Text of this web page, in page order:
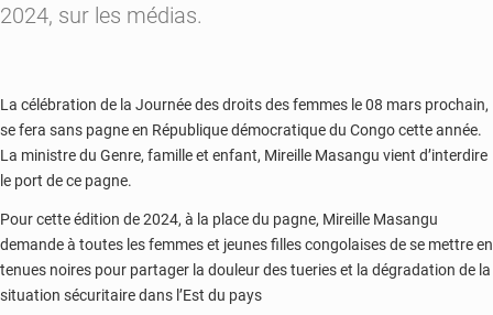
2024, sur les médias.
La célébration de la Journée des droits des femmes le 08 mars prochain,
se fera sans pagne en République démocratique du Congo cette année.
La ministre du Genre, famille et enfant, Mireille Masangu vient d’interdire
le port de ce pagne.
Pour cette édition de 2024, à la place du pagne, Mireille Masangu
demande à toutes les femmes et jeunes filles congolaises de se mettre en
tenues noires pour partager la douleur des tueries et la dégradation de la
situation sécuritaire dans l’Est du pays